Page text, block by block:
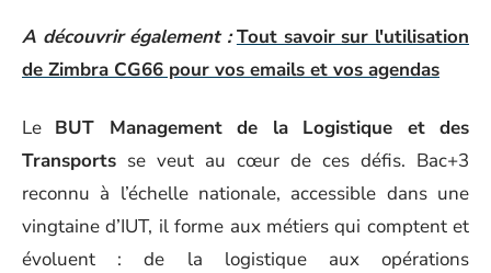
A découvrir également : Tout savoir sur l'utilisation
de Zimbra CG66 pour vos emails et vos agendas
Le BUT Management de la Logistique et des
Transports se veut au cœur de ces défis. Bac+3
reconnu à l’échelle nationale, accessible dans une
vingtaine d’IUT, il forme aux métiers qui comptent et
évoluent : de la logistique aux opérations